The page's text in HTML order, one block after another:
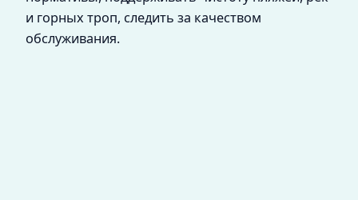
и горных троп, следить за качеством
обслуживания.